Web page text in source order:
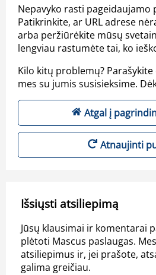
Nepavyko rasti pageidaujamo
Patikrinkite, ar URL adrese
arba peržiūrėkite mūsų
lengviau rastumėte tai, ko
Kilo kitų problemų?
mes su jumis susisieksime.
Atgal į
Atnaujinti
Išsiųsti atsiliepimą
Jūsų klausimai ir komentarai
plėtoti Mascus paslaugas.
atsiliepimus ir, jei prašote,
galima greičiau.